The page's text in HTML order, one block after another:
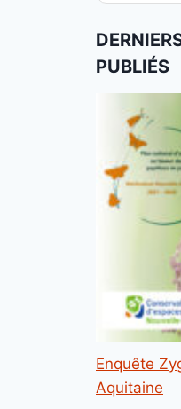
PUBLIÉS
Enquête
Aquitaine